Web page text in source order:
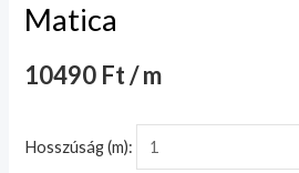
Matica
10490 Ft / m
Hosszúság (m):